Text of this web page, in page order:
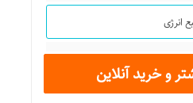
انرژی
و خرید آنلاین